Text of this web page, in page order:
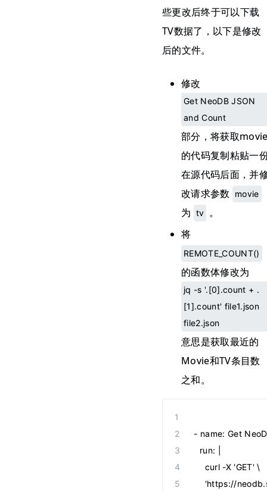
些更改后终于可以下载
TV数据了，以下是修改
后的文件。
修改
Get NeoDB JSON
and Count
部分，将获取
的代码复制粘贴一
在源代码后面，并
改请求参数
movie
为 tv 。
将
REMOTE_COUNT()
的函数体修改为
jq -s '.[0].count + .
[1].count' file1.json
file2.json
意思是获取最近的
Movie和TV条目数
之和。
- name: Get
  run
:
    curl -X 'GET' \
'https://